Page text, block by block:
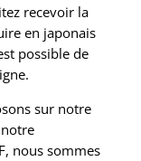
recevoir la
en japonais
possible de
sur notre
nous sommes